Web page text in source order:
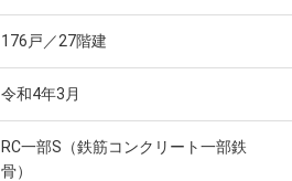
176戸／27階建
令和4年3月
RC一部S（鉄筋コンクリート一部鉄
骨）